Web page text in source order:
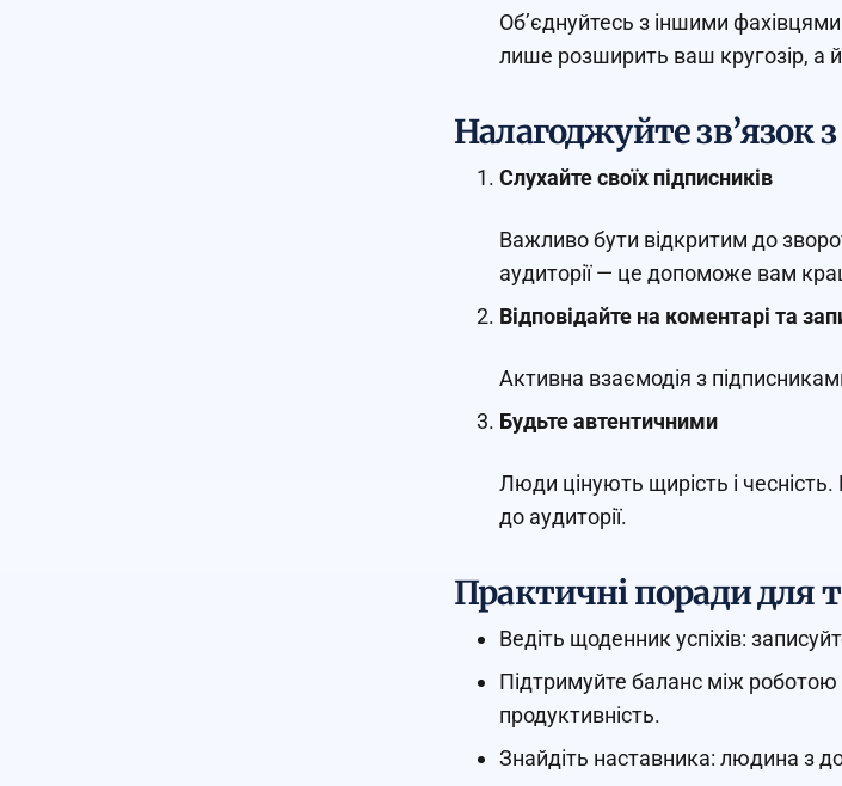
Об’єднуйтесь з іншими
лише розширить ваш кругозір, а
Налагоджуйте зв’язок
Слухайте своїх підписників
Важливо бути відкритим до
аудиторії — це допоможе вам
Відповідайте на коментарі та
Активна взаємодія з
Будьте автентичними
Люди цінують щирість і
до аудиторії.
Практичні поради для
Ведіть щоденник успіхів:
Підтримуйте баланс між
продуктивність.
Знайдіть наставника: людина з